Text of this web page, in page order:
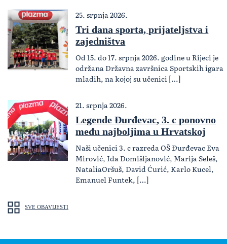
25. srpnja 2026.
Tri dana sporta, prijateljstva i
zajedništva
Od 15. do 17. srpnja 2026. godine u Rijeci je
održana Državna završnica Sportskih igara
mladih, na kojoj su učenici […]
21. srpnja 2026.
Legende Đurđevac, 3. c ponovno
među najboljima u Hrvatskoj
Naši učenici 3. c razreda OŠ Đurđevac Eva
Mirović, Ida Domišljanović, Marija Seleš,
NataliaOršuš, David Ćurić, Karlo Kucel,
Emanuel Funtek, […]
SVE OBAVIJESTI